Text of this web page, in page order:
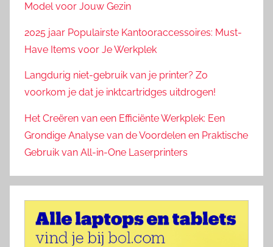
Model voor Jouw Gezin
2025 jaar Populairste Kantooraccessoires: Must-
Have Items voor Je Werkplek
Langdurig niet-gebruik van je printer? Zo
voorkom je dat je inktcartridges uitdrogen!
Het Creëren van een Efficiënte Werkplek: Een
Grondige Analyse van de Voordelen en Praktische
Gebruik van All-in-One Laserprinters